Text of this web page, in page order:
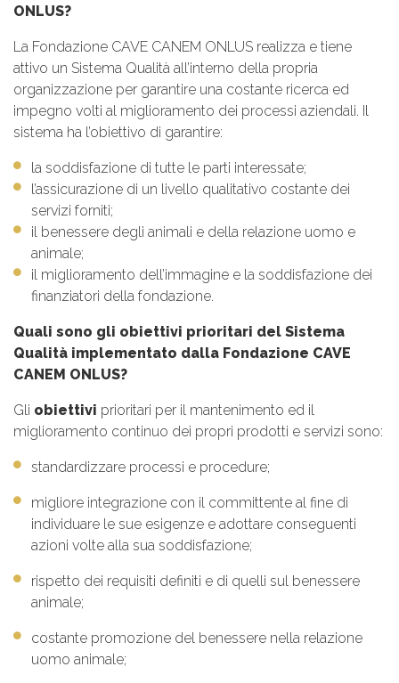
ONLUS?
La Fondazione CAVE CANEM ONLUS realizza e tiene
attivo un Sistema Qualità all’interno della propria
organizzazione per garantire una costante ricerca ed
impegno volti al miglioramento dei processi aziendali. Il
sistema ha l’obiettivo di garantire:
la soddisfazione di tutte le parti interessate;
l’assicurazione di un livello qualitativo costante dei
servizi forniti;
il benessere degli animali e della relazione uomo e
animale;
il miglioramento dell’immagine e la soddisfazione dei
finanziatori della fondazione.
Quali sono gli obiettivi prioritari del Sistema
Qualità implementato dalla Fondazione CAVE
CANEM ONLUS?
Gli obiettivi prioritari per il mantenimento ed il
miglioramento continuo dei propri prodotti e servizi sono:
standardizzare processi e procedure;
migliore integrazione con il committente al fine di
individuare le sue esigenze e adottare conseguenti
azioni volte alla sua soddisfazione;
rispetto dei requisiti definiti e di quelli sul benessere
animale;
costante promozione del benessere nella relazione
uomo animale;